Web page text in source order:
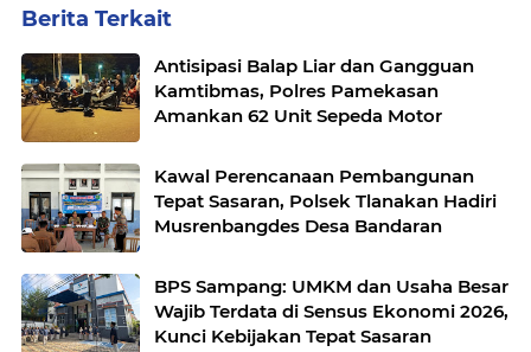
Berita Terkait
Antisipasi Balap Liar dan Gangguan
Kamtibmas, Polres Pamekasan
Amankan 62 Unit Sepeda Motor
Kawal Perencanaan Pembangunan
Tepat Sasaran, Polsek Tlanakan Hadiri
Musrenbangdes Desa Bandaran
BPS Sampang: UMKM dan Usaha Besar
Wajib Terdata di Sensus Ekonomi 2026,
Kunci Kebijakan Tepat Sasaran